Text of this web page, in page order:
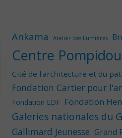
Ankama Atelier des Lumières
Centre Pompidou
Cité de l'architecture et du
Fondation Cartier pour
Fondation EDF Fondation
Galeries nationales du
Gallimard Jeunesse Grand